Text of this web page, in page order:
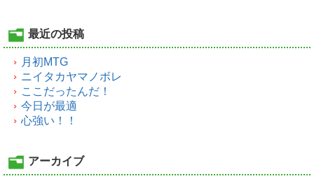
最近の投稿
月初MTG
ニイタカヤマノボレ
ここだったんだ！
今日が最適
心強い！！
アーカイブ